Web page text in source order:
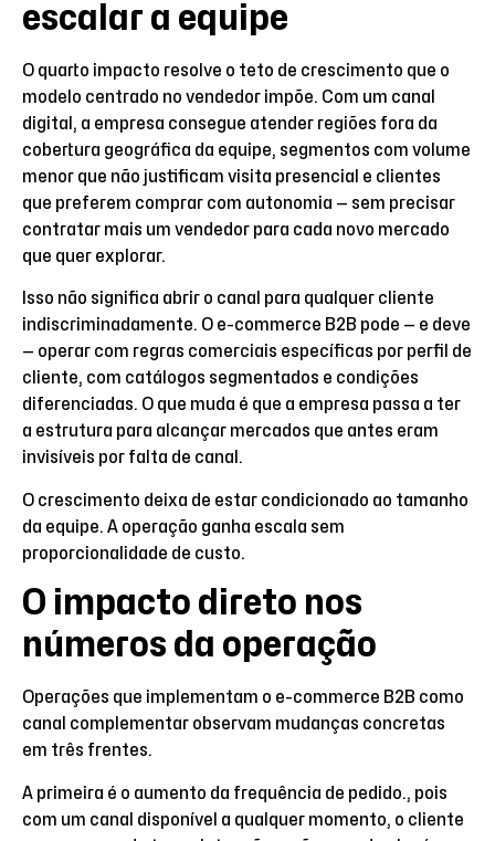
escalar a equipe
O quarto impacto resolve o teto de crescimento que o
modelo centrado no vendedor impõe. Com um canal
digital, a empresa consegue atender regiões fora da
cobertura geográfica da equipe, segmentos com volume
menor que não justificam visita presencial e clientes
que preferem comprar com autonomia — sem precisar
contratar mais um vendedor para cada novo mercado
que quer explorar.
Isso não significa abrir o canal para qualquer cliente
indiscriminadamente. O e-commerce B2B pode — e deve
— operar com regras comerciais específicas por perfil de
cliente, com catálogos segmentados e condições
diferenciadas. O que muda é que a empresa passa a ter
a estrutura para alcançar mercados que antes eram
invisíveis por falta de canal.
O crescimento deixa de estar condicionado ao tamanho
da equipe. A operação ganha escala sem
proporcionalidade de custo.
O impacto direto nos
números da operação
Operações que implementam o e-commerce B2B como
canal complementar observam mudanças concretas
em três frentes.
A primeira é o aumento da frequência de pedido., pois
com um canal disponível a qualquer momento, o cliente